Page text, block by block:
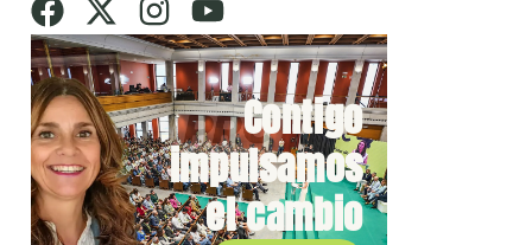
Contigo
impulsamos
el cambio